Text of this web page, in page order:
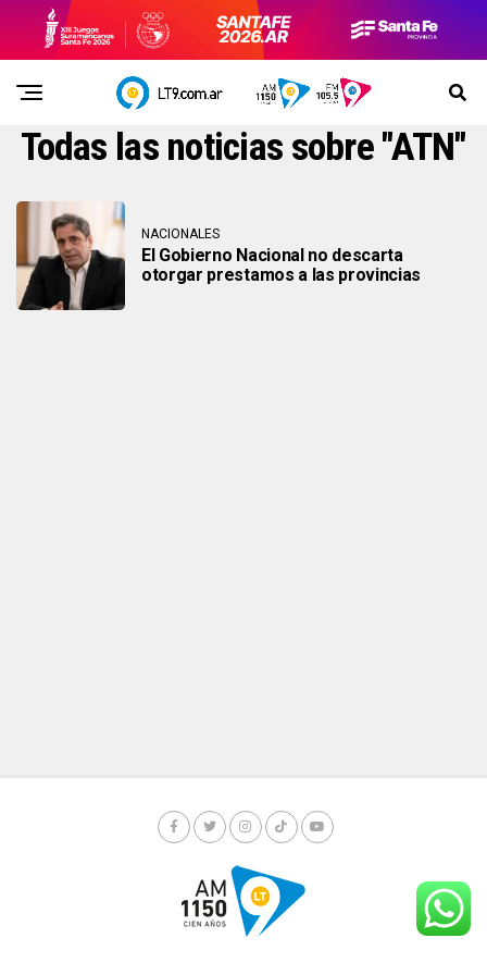
Todas las noticias sobre "ATN"
NACIONALES
El Gobierno Nacional no descarta
otorgar prestamos a las provincias